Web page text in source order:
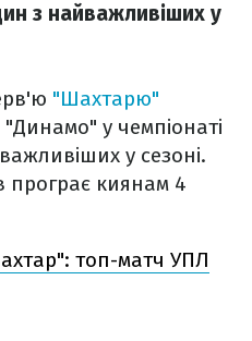
з найважливіших у
"Шахтарю"
у чемпіонаті
у сезоні.
програє киянам 4
топ-матч УПЛ